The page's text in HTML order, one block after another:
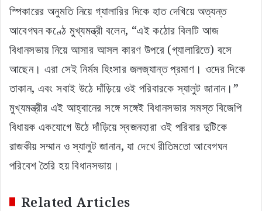
স্পিকারের অনুমতি নিয়ে গ্যালারির দিকে হাত দেখিয়ে অত্যন্ত
আবেগঘন কণ্ঠে মুখ্যমন্ত্রী বলেন, “এই কঠোর বিলটি আজ
বিধানসভায় নিয়ে আসার আসল কারণ উপরে (গ্যালারিতে) বসে
আছেন। এরা সেই নির্মম হিংসার জলজ্যান্ত প্রমাণ। ওদের দিকে
তাকান, এবং সবাই উঠে দাঁড়িয়ে ওই পরিবারকে স্যালুট জানান।”
মুখ্যমন্ত্রীর এই আহ্বানের সঙ্গে সঙ্গেই বিধানসভার সমস্ত বিজেপি
বিধায়ক একযোগে উঠে দাঁড়িয়ে স্বজনহারা ওই পরিবার দুটিকে
রাজকীয় সম্মান ও স্যালুট জানান, যা দেখে রীতিমতো আবেগঘন
পরিবেশ তৈরি হয় বিধানসভায়।
Related Articles